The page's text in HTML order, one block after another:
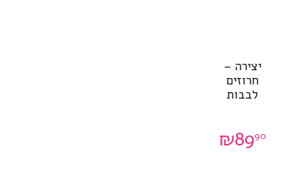
יצירה –
חרוזים
לבבות
₪8990